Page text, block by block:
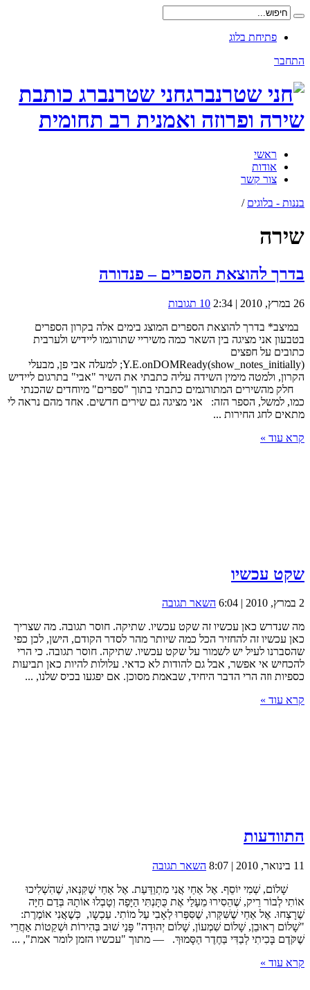
פתיחת בלוג
התחבר
חני שטרנברג כותבת
שירה ופרוזה ואמנית רב תחומית
ראשי
אודות
צור קשר
בננות - בלוגים /
שירה
בדרך להוצאת הספרים – פנדורה
26 במרץ, 2010 | 2:34
10 תגובות
במיצב* בדרך להוצאת הספרים המוצג בימים אלה בקרון הספרים
בטבעון אני מציגה בין השאר כמה משיריי שתורגמו ליידיש ולערבית
כתובים על חפצים
Y.E.onDOMReady(show_notes_initially); למעלה אבי פן, מבעלי
הקרון, ולמטה מימין השידה עליה כתבתי את השיר "אבי" בתרגום ליידיש
חלק מהשירים המתורגמים כתבתי בתוך "ספרים" מיוחדים שהכנתי
כמו, למשל, הספר הזה: אני מציגה גם שירים חדשים. אחד מהם נראה לי
מתאים לחג החירות ...
קרא עוד »
שקט עכשיו
2 במרץ, 2010 | 6:04
השאר תגובה
מה שנדרש כאן עכשיו זה שקט עכשיו. שתיקה. חוסר תגובה. מה שצריך
כאן עכשיו זה להחזיר הכל כמה שיותר מהר לסדר הקודם, הישן, לכן כפי
שהסברנו לעיל יש לשמור על שקט עכשיו. שתיקה. חוסר תגובה. כי הרי
להכחיש אי אפשר, אבל גם להודות לא כדאי. עלולות להיות כאן תביעות
כספיות וזה הרי הדבר היחיד, שבאמת מסוכן. אם יפגעו בכיס שלנו, ...
קרא עוד »
התוודעות
11 בינואר, 2010 | 8:07
השאר תגובה
שָׁלוֹם, שְׁמִי יוֹסֵף. אֶל אַחַי אֲנִי מִתְוַדַּעַת. אֶל אַחַי שֶׁקִּנְּאוּ, שֶׁהִשְׁלִיכוּ
אוֹתִי לְבוֹר רֵיק, שֶׁהֵסִירוּ מֵעָלַי אֶת כֻּתָּנְתִּי הַיָּפָה וְטָבְלוּ אוֹתָהּ בְּדַם חַיָּה
שֶׁרָצְחוּ. אֶל אַחַי שֶׁשִּׁקְּרוּ, שֶׁסִּפְּרוּ לְאָבִי עַל מוֹתִי. עַכְשָו, כְּשֶׁאֲנִי אוֹמֶרֶת:
"שָׁלוֹם רְאוּבֵן, שָׁלוֹם שִׁמְעוֹן, שָׁלוֹם יְהוּדָה" פָּנַי שׁוּב בְּהִירוֹת וּשְׁקֵטוֹת אַחֲרֵי
שֶׁקֹּדֶם בָּכִיתִי לְבַדִּי בַּחֶדֶר הַסָּמוּךְ. — מתוך "עכשיו הזמן לומר אמת", ...
קרא עוד »